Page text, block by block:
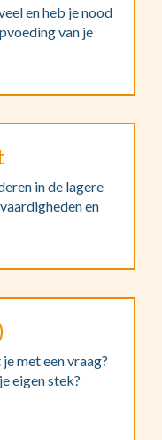
en heb je nood
van je
in de lagere
en
met een vraag?
eigen stek?